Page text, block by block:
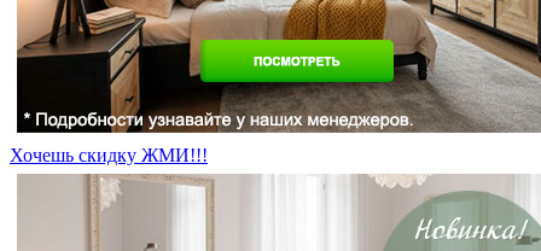
Хочешь скидку ЖМИ!!!